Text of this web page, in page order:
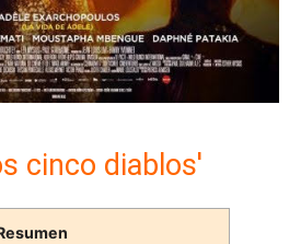
cinco diablos'